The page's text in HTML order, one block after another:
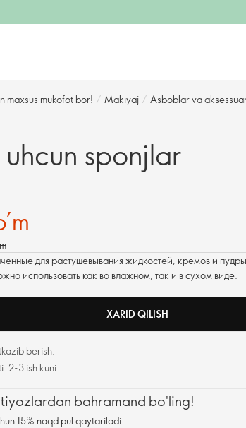
mukofot bor! / Makiyaj / Asboblar va
sponjlar
для растушёвывания жидкостей, кремов и
использовать как во влажном, так и в сухом виде.
XARID QILISH
berish.
2-3 ish kuni
bahramand bo'ling!
15% naqd pul qaytariladi.